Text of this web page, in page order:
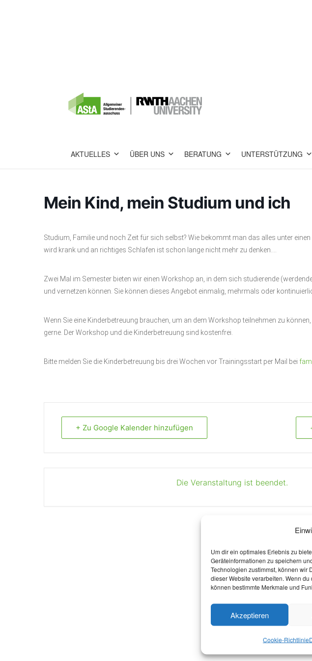
Um dir ein optimales Erlebnis zu
Geräteinformationen zu speichern
Technologien zustimmst, können wir
dieser Website verarbeiten. Wenn
können bestimmte Merkmale und
Akzeptieren
Cookie-Richtlinie
AKTUELLES ÜBER UNS BERATUNG UNTERSTÜTZUNG
Mein Kind, mein Studium und ich
Studium, Familie und noch Zeit für sich selbst? Wie bekommt man das alles unter einen
wird krank und an richtiges Schlafen ist schon lange nicht mehr zu denken….
Zwei Mal im Semester bieten wir einen Workshop an, in dem sich studierende
und vernetzen können. Sie können dieses Angebot einmalig, mehrmals oder
Wenn Sie eine Kinderbetreuung brauchen, um an dem Workshop teilnehmen zu
gerne. Der Workshop und die Kinderbetreuung sind kostenfrei.
Bitte melden Sie die Kinderbetreuung bis drei Wochen vor Trainingsstart per Mail bei
+ Zu Google Kalender hinzufügen
Die Veranstaltung ist beendet.